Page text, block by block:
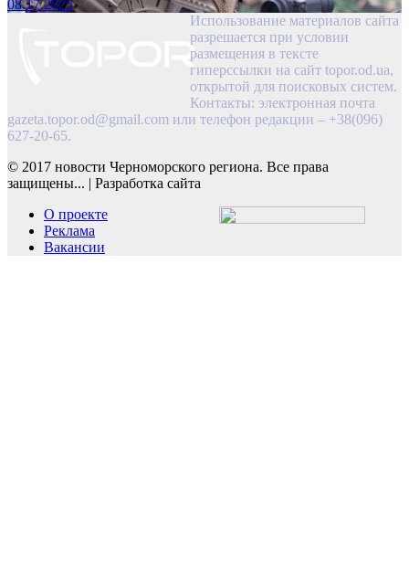
08.17.2025
Использование материалов сайта
разрешается при условии
размещения в тексте
гиперссылки на сайт topor.od.ua,
открытой для поисковых систем.
Контакты: электронная почта
gazeta.topor.od@gmail.com или телефон редакции – +38(096)
627-20-65.
© 2017 новости Черноморского региона. Все права
защищены... | Разработка сайта
О проекте
Реклама
Вакансии